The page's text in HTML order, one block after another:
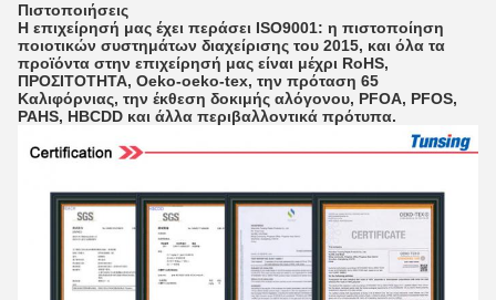
Πιστοποιήσεις
Η επιχείρησή μας έχει περάσει ISO9001: η πιστοποίηση
ποιοτικών συστημάτων διαχείρισης του 2015, και όλα τα
προϊόντα στην επιχείρησή μας είναι μέχρι RoHS,
ΠΡΟΣΙΤΟΤΗΤΑ, Oeko-oeko-tex, την πρόταση 65
Καλιφόρνιας, την έκθεση δοκιμής αλόγονου, PFOA, PFOS,
PAHS, HBCDD και άλλα περιβαλλοντικά πρότυπα.